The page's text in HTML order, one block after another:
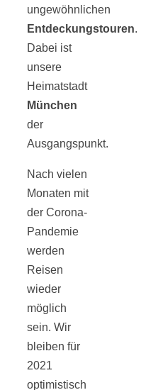
ungewöhnlichen
Entdeckungstouren.
Dabei ist
unsere
Heimatstadt
München
der
Ausgangspunkt.
Nach vielen
Monaten mit
der Corona-
Pandemie
werden
Reisen
wieder
möglich
sein. Wir
bleiben für
2021
optimistisch